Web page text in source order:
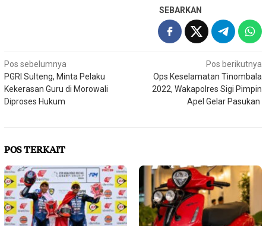
SEBARKAN
Navigasi
pos
Pos sebelumnya
PGRI Sulteng, Minta Pelaku
Kekerasan Guru di Morowali
Diproses Hukum
Pos berikutnya
Ops Keselamatan Tinombala
2022, Wakapolres Sigi Pimpin
Apel Gelar Pasukan
POS TERKAIT